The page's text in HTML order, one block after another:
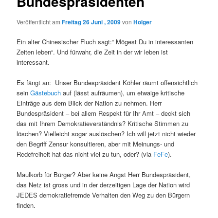
Veröffentlicht amFreitag 26 Juni , 2009vonHolger
Ein alter Chinesischer Fluch sagt:“ Mögest Du in interessanten
Zeiten leben“. Und fürwahr, die Zeit in der wir leben ist
interessant.
Es fängt an: Unser Bundespräsident Köhler räumt offensichtlich
seinGästebuch auf (lässt aufräumen), um etwaige kritische
Einträge aus dem Blick der Nation zu nehmen. Herr
Bundespräsident – bei allem Respekt für Ihr Amt – deckt sich
das mit Ihrem Demokratieverständnis? Kritische Stimmen zu
löschen? Vielleicht sogar auslöschen? Ich will jetzt nicht wieder
den Begriff Zensur konsultieren, aber mit Meinungs- und
Redefreiheit hat das nicht viel zu tun, oder? (via FeFe).
Maulkorb für Bürger? Aber keine Angst Herr Bundespräsident,
das Netz ist gross und in der derzeitigen Lage der Nation wird
JEDES demokratiefremde Verhalten den Weg zu den Bürgern
finden.